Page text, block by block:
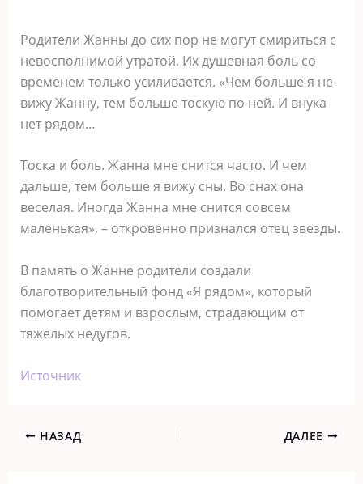
Родители Жанны до сих пор не могут смириться с
невосполнимой утратой. Их душевная боль со
временем только усиливается. «Чем больше я не
вижу Жанну, тем больше тоскую по ней. И внука
нет рядом…
Тоска и боль. Жанна мне снится часто. И чем
дальше, тем больше я вижу сны. Во снах она
веселая. Иногда Жанна мне снится совсем
маленькая», – откровенно признался отец звезды.
В память о Жанне родители создали
благотворительный фонд «Я рядом», который
помогает детям и взрослым, страдающим от
тяжелых недугов.
Источник
НАЗАД ДАЛЕЕ